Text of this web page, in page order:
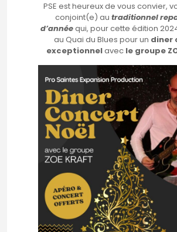
PSE est heureux de vous convier,
conjoint(e) autraditionnel
d’annéequi, pour cette édition
au Quai du Blues pour un diner
exceptionnelavec le groupe